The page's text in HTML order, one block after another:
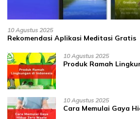
10 Agustus 2025
Rekomendasi Aplikasi Meditasi Gratis
10 Agustus 2025
Produk Ramah
10 Agustus 2025
Cara Memulai Gaya